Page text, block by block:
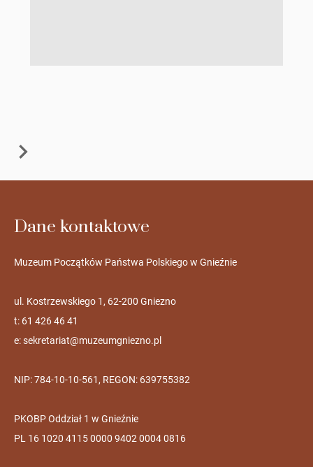
Dane kontaktowe
Muzeum Początków Państwa Polskiego w Gnieźnie
ul. Kostrzewskiego 1, 62-200 Gniezno
t: 61 426 46 41
e:sekretariat@muzeumgniezno.pl
NIP: 784-10-10-561, REGON: 639755382
PKOBP Oddział 1 w Gnieźnie
PL 16 1020 4115 0000 9402 0004 0816